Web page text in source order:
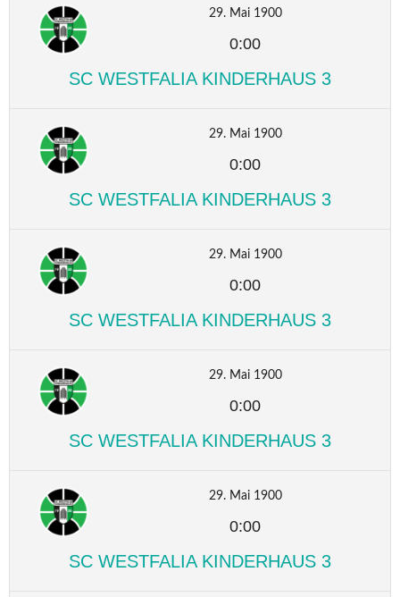
29. Mai 1900
0:00
SC WESTFALIA KINDERHAUS 3
29. Mai 1900
0:00
SC WESTFALIA KINDERHAUS 3
29. Mai 1900
0:00
SC WESTFALIA KINDERHAUS 3
29. Mai 1900
0:00
SC WESTFALIA KINDERHAUS 3
29. Mai 1900
0:00
SC WESTFALIA KINDERHAUS 3